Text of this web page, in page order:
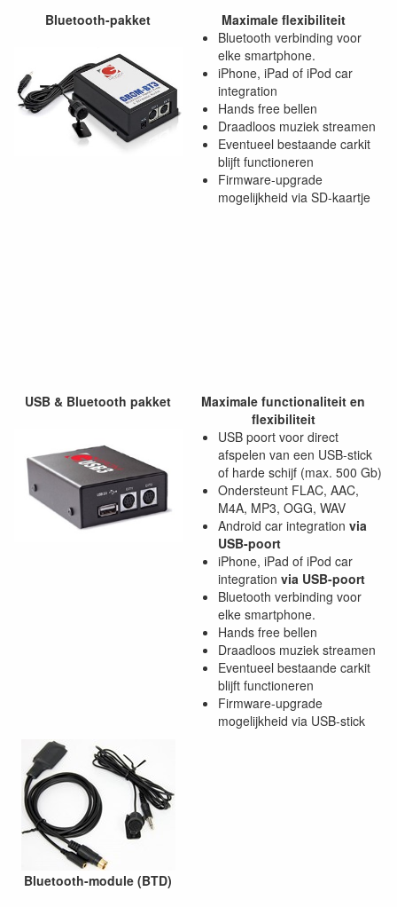
Bluetooth-pakket
Maximale flexibiliteit
Bluetooth verbinding voor
elke smartphone.
iPhone, iPad of iPod car
integration
Hands free bellen
Draadloos muziek streamen
Eventueel bestaande carkit
blijft functioneren
Firmware-upgrade
mogelijkheid via SD-kaartje
USB & Bluetooth pakket
Maximale functionaliteit en
flexibiliteit
USB poort voor direct
afspelen van een USB-stick
of harde schijf (max. 500 Gb)
Ondersteunt FLAC, AAC,
M4A, MP3, OGG, WAV
Android car integration via
USB-poort
iPhone, iPad of iPod car
integration via USB-poort
Bluetooth verbinding voor
elke smartphone.
Hands free bellen
Draadloos muziek streamen
Eventueel bestaande carkit
blijft functioneren
Firmware-upgrade
mogelijkheid via USB-stick
Bluetooth-module (BTD)